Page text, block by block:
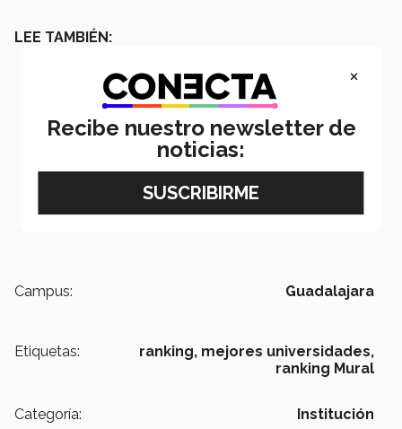
LEE TAMBIÉN:
Campus: Guadalajara
Etiquetas: ranking, mejores universidades,
ranking Mural
Categoría: Institución
×
Recibe nuestro newsletter de
noticias: